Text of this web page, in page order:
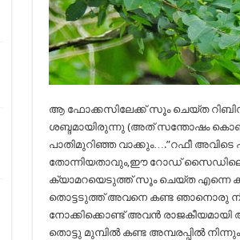
ആ ഫോക്കസിലേക്ക് സൂം ചെയ്ത
ശബ്ദമായിരുന്നു (അത് സന്തോഷം
പാതിമുറിഞ്ഞ വാക്കും….”റഫീ
തോന്നിയതാവും,ഈ റോഡ് സൈഡിലെ
ക്യാമറയെടുത്ത് സൂം ചെയ്ത എന്നെ
തൊട്ടടുത്ത് അവനെ കണ്ട ഞാനൊരു
നോക്കിക്കൊണ്ട് അവൻ രാജകീയമായി
തൊട്ടു മുമ്പിൽ കണ്ട അമ്പരപ്പിൽ